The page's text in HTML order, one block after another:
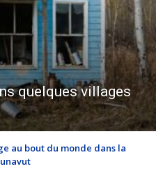
quelques villages
au bout du monde dans la